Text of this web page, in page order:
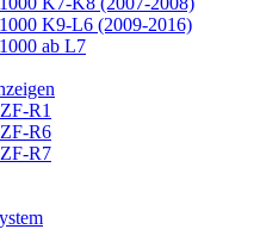
K9-L6 (2009-2016)
ab L7
R1
R6
R7